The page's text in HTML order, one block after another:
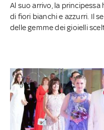
Al suo arrivo, la
di fiori bianchi e azzurri. Il
delle gemme dei gioielli